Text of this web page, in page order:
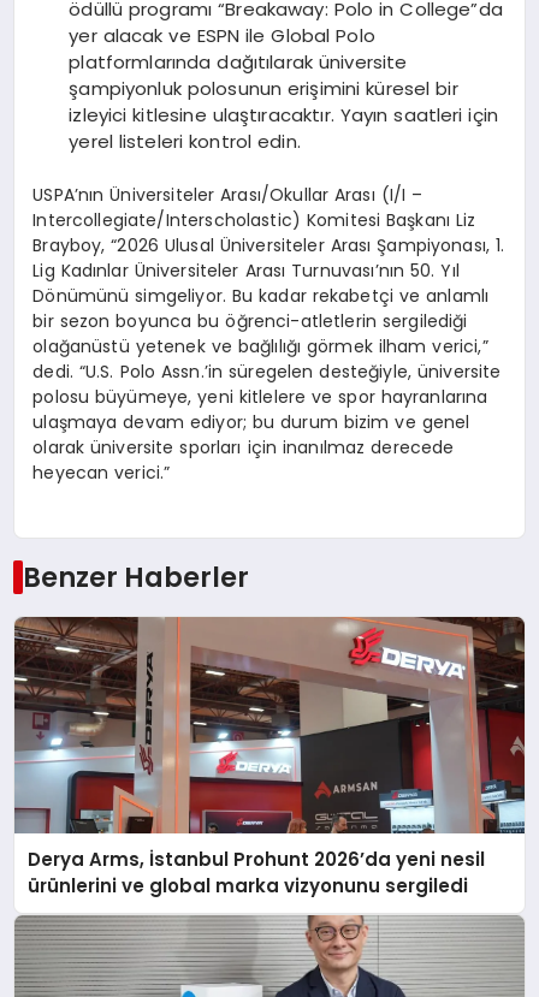
ödüllü programı “Breakaway: Polo in College”da
yer alacak ve ESPN ile Global Polo
platformlarında dağıtılarak üniversite
şampiyonluk polosunun erişimini küresel bir
izleyici kitlesine ulaştıracaktır. Yayın saatleri için
yerel listeleri kontrol edin.
USPA’nın Üniversiteler Arası/Okullar Arası (I/I –
Intercollegiate/Interscholastic) Komitesi Başkanı Liz
Brayboy, “2026 Ulusal Üniversiteler Arası Şampiyonası, 1.
Lig Kadınlar Üniversiteler Arası Turnuvası’nın 50. Yıl
Dönümünü simgeliyor. Bu kadar rekabetçi ve anlamlı
bir sezon boyunca bu öğrenci-atletlerin sergilediği
olağanüstü yetenek ve bağlılığı görmek ilham verici,”
dedi. “U.S. Polo Assn.’in süregelen desteğiyle, üniversite
polosu büyümeye, yeni kitlelere ve spor hayranlarına
ulaşmaya devam ediyor; bu durum bizim ve genel
olarak üniversite sporları için inanılmaz derecede
heyecan verici.”
Benzer Haberler
Derya Arms, İstanbul Prohunt 2026’da yeni nesil
ürünlerini ve global marka vizyonunu sergiledi